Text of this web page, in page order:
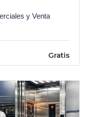
y Venta
Gratis